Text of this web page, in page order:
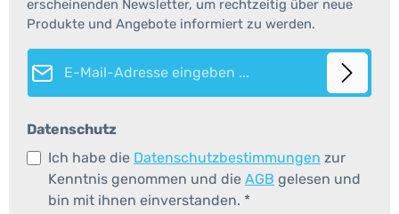
erscheinenden Newsletter, um rechtzeitig über neue
Produkte und Angebote informiert zu werden.
E-Mail-Adresse*
Datenschutz
Ich habe die Datenschutzbestimmungen zur
Kenntnis genommen und die AGB gelesen und
bin mit ihnen einverstanden. *